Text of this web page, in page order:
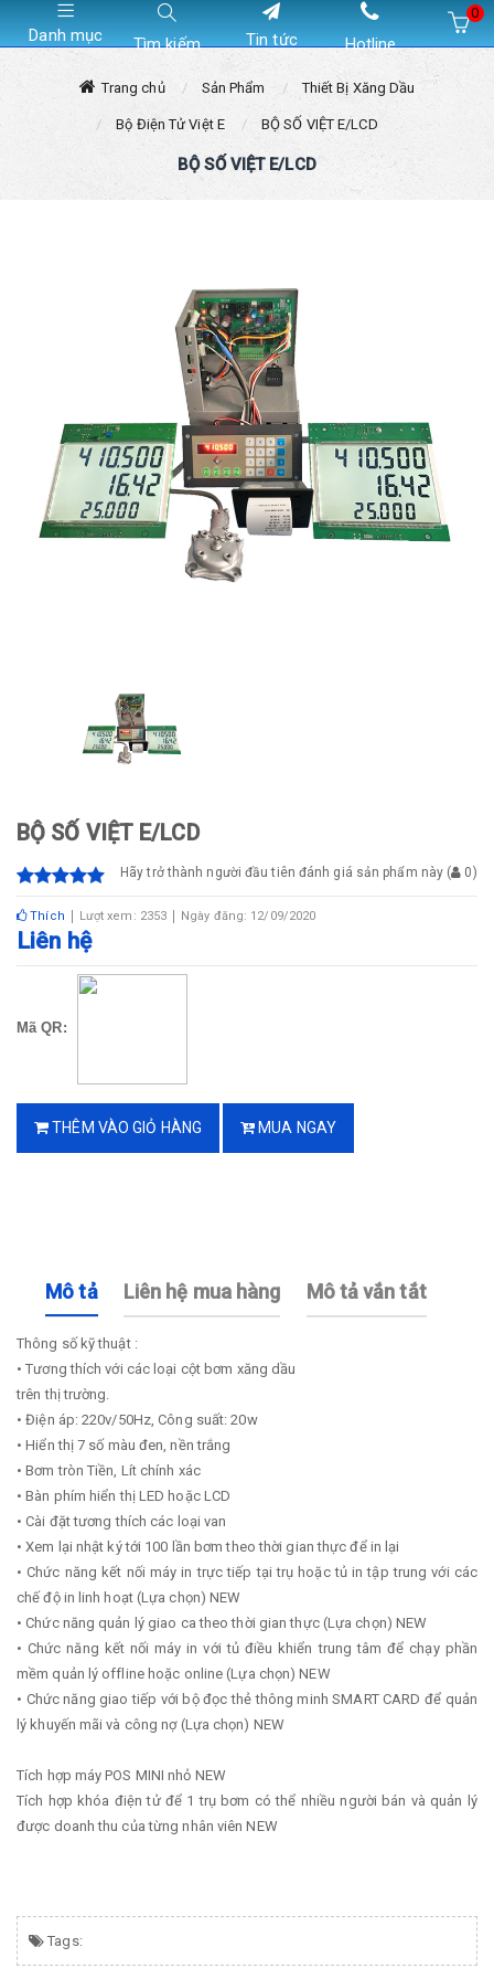
Danh mục Tìm kiếm Tin tức Hotline
0
Trang chủ Sản Phẩm Thiết Bị Xăng Dầu
Bộ Điện Tử Việt E BỘ SỐ VIỆT E/LCD
BỘ SỐ VIỆT E/LCD
BỘ SỐ VIỆT E/LCD
Hãy trở thành người đầu tiên đánh giá sản phẩm này ( 0)
Thích Lượt xem: 2353 Ngày đăng: 12/09/2020
Liên hệ
Mã QR:
THÊM VÀO GIỎ HÀNG MUA NGAY
Mô tả Liên hệ mua hàng Mô tả vắn tắt
Thông số kỹ thuật :
• Tương thích với các loại cột bơm xăng dầu
trên thị trường.
• Điện áp: 220v/50Hz, Công suất: 20w
• Hiển thị 7 số màu đen, nền trắng
• Bơm tròn Tiền, Lít chính xác
• Bàn phím hiển thị LED hoặc LCD
• Cài đặt tương thích các loại van
• Xem lại nhật ký tới 100 lần bơm theo thời gian thực để in lại
• Chức năng kết nối máy in trực tiếp tại trụ hoặc tủ in tập trung với các
chế độ in linh hoạt (Lựa chọn) NEW
• Chức năng quản lý giao ca theo thời gian thực (Lựa chọn) NEW
• Chức năng kết nối máy in với tủ điều khiển trung tâm để chạy phần
mềm quản lý offline hoặc online (Lựa chọn) NEW
• Chức năng giao tiếp với bộ đọc thẻ thông minh SMART CARD để quản
lý khuyến mãi và công nợ (Lựa chọn) NEW
Tích hợp máy POS MINI nhỏ NEW
Tích hợp khóa điện tử để 1 trụ bơm có thể nhiều người bán và quản lý
được doanh thu của từng nhân viên NEW
Tags: